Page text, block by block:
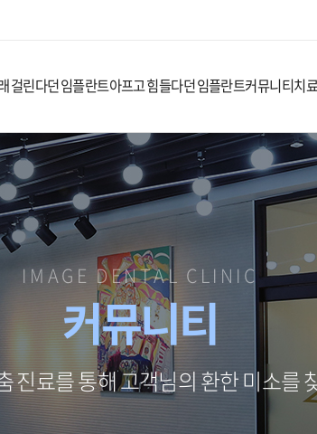
걸린다던 임플란트아프고 힘들다던 임플란트커뮤니티치
IMAGE DENTAL CLINIC
커뮤니티
진료를 통해 고객님의 환한 미소를